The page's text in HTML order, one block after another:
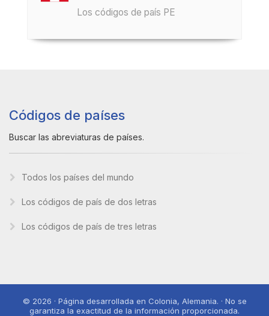
Los códigos de país PE
Códigos de países
Buscar las abreviaturas de países.
Todos los países del mundo
Los códigos de país de dos letras
Los códigos de país de tres letras
© 2026 · Página desarrollada en Colonia, Alemania. · No se
garantiza la exactitud de la información proporcionada.